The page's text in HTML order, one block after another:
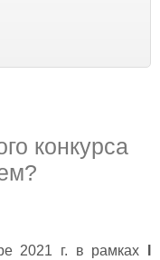
конкурса
2021 г. в рамках